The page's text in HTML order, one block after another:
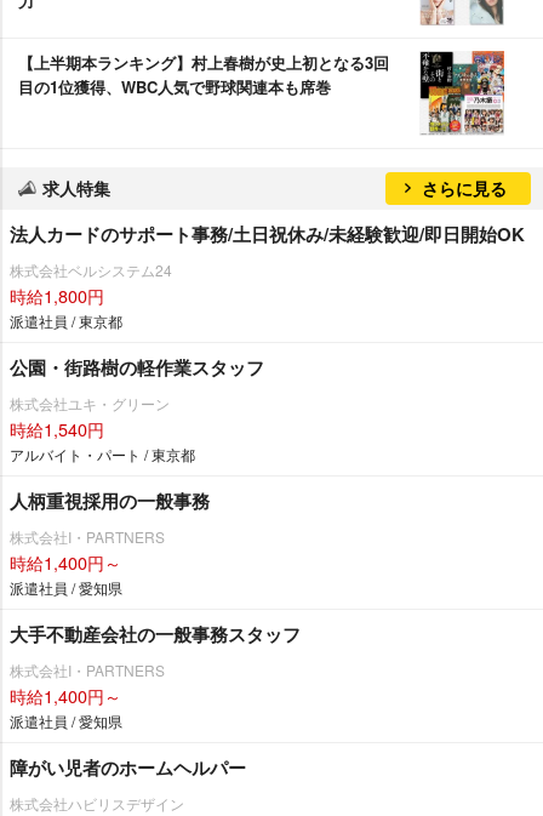
【上半期本ランキング】村上春樹が史上初となる3回
目の1位獲得、WBC人気で野球関連本も席巻
求人特集 さらに見る
法人カードのサポート事務/土日祝休み/未経験歓迎/即日開始OK
株式会社ベルシステム24
時給1,800円
派遣社員 / 東京都
公園・街路樹の軽作業スタッフ
株式会社ユキ・グリーン
時給1,540円
アルバイト・パート / 東京都
人柄重視採用の一般事務
株式会社I・PARTNERS
時給1,400円～
派遣社員 / 愛知県
大手不動産会社の一般事務スタッフ
株式会社I・PARTNERS
時給1,400円～
派遣社員 / 愛知県
障がい児者のホームヘルパー
株式会社ハビリスデザイン